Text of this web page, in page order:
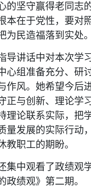
的坚守赢得老同志
本在于党性，要对
为民造福落到实处。
导讲话中对本次学
心组准备充分、研
作风。她希望今后
正与创新、理论学
理论联系实际，把
量发展的实际行动
教职工的期盼。
集中观看了政绩观
政绩观》第二期。